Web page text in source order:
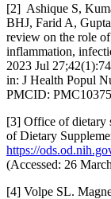
[2] Ashique S,
BHJ, Farid A,
review on the role
inflammation,
2023 Jul
in: J Health Popul
PMCID:
[3] Office of dietary
of Dietary
https://
(Accessed: 26
[4] Volpe SL.